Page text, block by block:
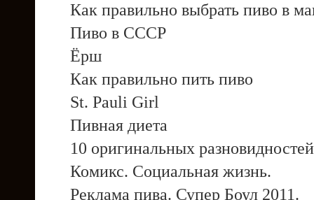
Как правильно выбрать пиво в
Пиво в СССР
Ёрш
Как правильно пить пиво
St. Pauli Girl
Пивная диета
10 оригинальных
Комикс. Социальная жизнь.
Реклама пива. Супер Боул 2011.